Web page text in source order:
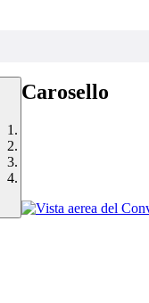
Carosello